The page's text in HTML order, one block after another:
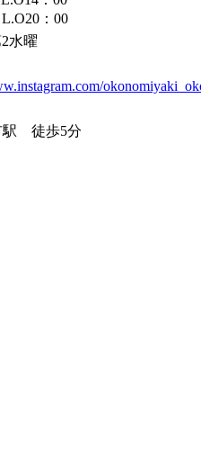
：00
水曜
駅 徒歩5分